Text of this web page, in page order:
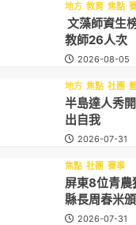
地方 教育 焦點
文藻師資生
教師26人次
2026-08-05
地方 焦點 社團
半島達人秀
出自我
2026-07-31
焦點 社團 賽事
屏東8位青農
縣長周春米
2026-07-31